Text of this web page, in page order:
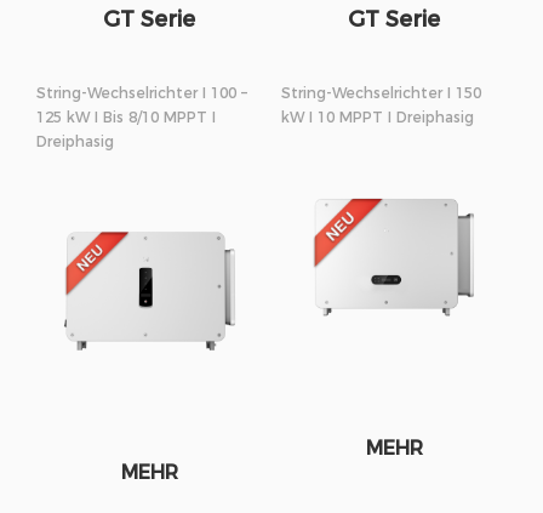
GT Serie
String-Wechselrichter I 100 –
125 kW I Bis 8/10 MPPT I
Dreiphasig
MEHR
GT Serie
String-Wechselrichter I 150
kW I 10 MPPT I Dreiphasig
MEHR